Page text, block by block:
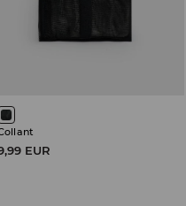
EUR